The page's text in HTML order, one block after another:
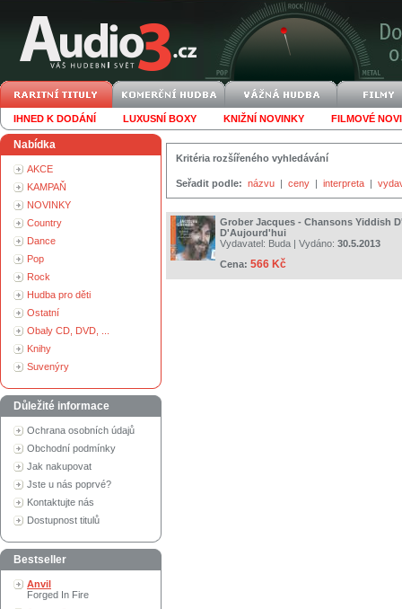
IHNED K DODÁNÍ LUXUSNÍ BOXY KNIŽNÍ NOVINKY FILMOVÉ
Nabídka
AKCE
KAMPAŇ
NOVINKY
Country
Dance
Pop
Rock
Hudba pro děti
Ostatní
Obaly CD, DVD, ...
Knihy
Suvenýry
Důležité informace
Ochrana osobních údajů
Obchodní podmínky
Jak nakupovat
Jste u nás poprvé?
Kontaktujte nás
Dostupnost titulů
Bestseller
Anvil
Forged In Fire
Kritéria rozšířeného vyhledávání
Seřadit podle: názvu | ceny | interpreta |
Grober Jacques - Chansons Yiddish
D'Aujourd'hui
Vydavatel: Buda | Vydáno: 30.5.2013
Cena: 566 Kč